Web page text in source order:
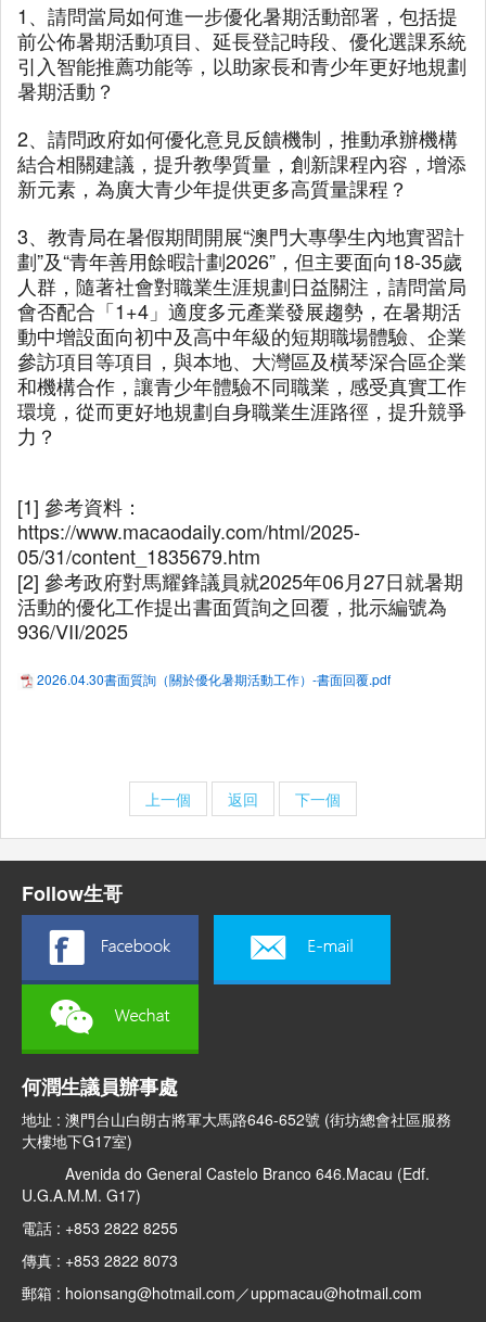
1、請問當局如何進一步優化暑期活動部署，包括提
前公佈暑期活動項目、延長登記時段、優化選課系統
引入智能推薦功能等，以助家長和青少年更好地規劃
暑期活動？
2、請問政府如何優化意見反饋機制，推動承辦機構
結合相關建議，提升教學質量，創新課程內容，增添
新元素，為廣大青少年提供更多高質量課程？
3、教青局在暑假期間開展“澳門大專學生內地實習計
劃”及“青年善用餘暇計劃2026”，但主要面向18-35歲
人群，隨著社會對職業生涯規劃日益關注，請問當局
會否配合「1+4」適度多元產業發展趨勢，在暑期活
動中增設面向初中及高中年級的短期職場體驗、企業
參訪項目等項目，與本地、大灣區及橫琴深合區企業
和機構合作，讓青少年體驗不同職業，感受真實工作
環境，從而更好地規劃自身職業生涯路徑，提升競爭
力？
[1] 參考資料：
https://www.macaodaily.com/html/2025-
05/31/content_1835679.htm
[2] 參考政府對馬耀鋒議員就2025年06月27日就暑期
活動的優化工作提出書面質詢之回覆，批示編號為
936/VII/2025
2026.04.30書面質詢（關於優化暑期活動工作）-書面回覆.pdf
上一個 返回 下一個
Follow生哥
何潤生議員辦事處
地址 : 澳門台山白朗古將軍大馬路646-652號 (街坊總會社區服務
大樓地下G17室)
Avenida do General Castelo Branco 646.Macau (Edf.
U.G.A.M.M. G17)
電話 : +853 2822 8255
傳真 : +853 2822 8073
郵箱 : hoionsang@hotmail.com／uppmacau@hotmail.com